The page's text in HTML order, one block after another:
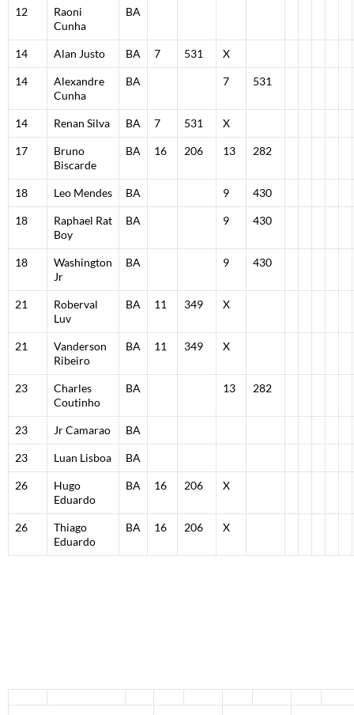
12
Raoni
Cunha
BA
14 Alan Justo BA 7 531 X
14
Alexandre
Cunha
BA 7 531
14 Renan Silva BA 7 531 X
17
Bruno
Biscarde
BA 16 206 13 282
18 Leo Mendes BA 9 430
18
Raphael Rat
Boy
BA 9 430
18
Washington
Jr
BA 9 430
21
Roberval
Luv
BA 11 349 X
21
Vanderson
Ribeiro
BA 11 349 X
23
Charles
Coutinho
BA 13 282
23 Jr Camarao BA
23 Luan Lisboa BA
26
Hugo
Eduardo
BA 16 206 X
26
Thiago
Eduardo
BA 16 206 X